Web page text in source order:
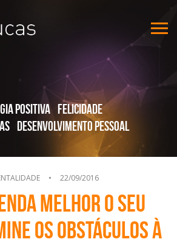
Positiva Felicidade
Desenvolvimento Pessoal
• 22/09/2016
melhor o seu
os obstáculos à